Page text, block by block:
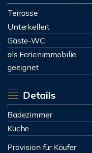
Terrasse
Unterkellert
Gäste-WC
als Ferienimmobilie
geeignet
Details
Badezimmer
Küche
Provision für Käufer